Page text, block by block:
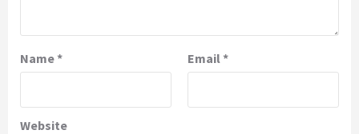
Name* Email *
Website